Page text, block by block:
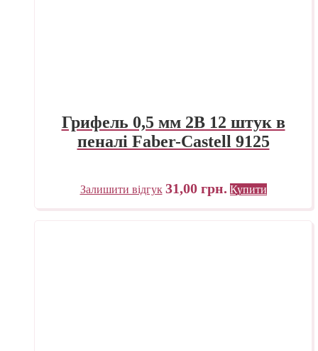
Грифель 0,5 мм 2B 12 штук в
пеналі Faber-Castell 9125
Залишити відгук 31,00 грн. Купити